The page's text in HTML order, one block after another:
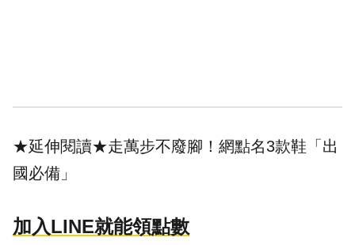
★延伸閱讀★走萬步不廢腳！網點名3款鞋「出
國必備」
加入LINE就能領點數